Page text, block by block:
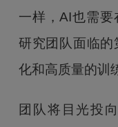
一样，AI也需要
研究团队面临
化和高质量的训
团队将目光投